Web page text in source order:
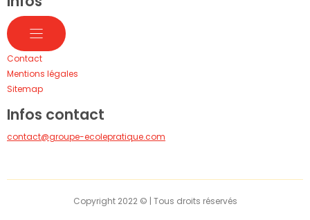
Contact
Mentions légales
Sitemap
Infos contact
contact@groupe-ecolepratique.com
Copyright 2022 © | Tous droits réservés